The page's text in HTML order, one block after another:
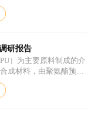
定义与特点进行深入分
及其客群洞察。
研报告
）为主要原料制成的介
成材料，由聚氨酯预聚
、助剂等组成，其中，
氨酯棒的基本性能，扩